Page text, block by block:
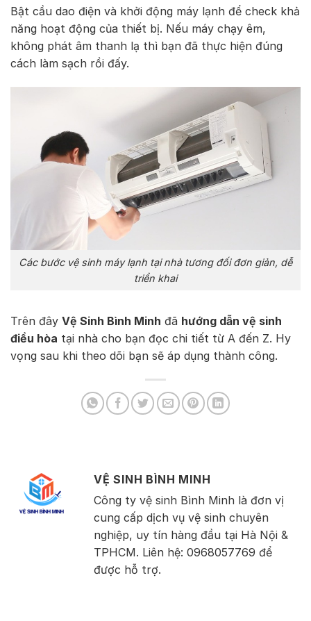
Bật cầu dao điện và khởi động máy lạnh để check khả
năng hoạt động của thiết bị. Nếu máy chạy êm,
không phát âm thanh lạ thì bạn đã thực hiện đúng
cách làm sạch rồi đấy.
Các bước vệ sinh máy lạnh tại nhà tương đối đơn giản, dễ
triển khai
Trên đây Vệ Sinh Bình Minh đã hướng dẫn vệ sinh
điều hòa tại nhà cho bạn đọc chi tiết từ A đến Z. Hy
vọng sau khi theo dõi bạn sẽ áp dụng thành công.
VỆ SINH BÌNH MINH
Công ty vệ sinh Bình Minh là đơn vị
cung cấp dịch vụ vệ sinh chuyên
nghiệp, uy tín hàng đầu tại Hà Nội &
TPHCM. Liên hệ: 0968057769 để
được hỗ trợ.